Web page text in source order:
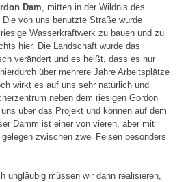
Dam , mitten in der Wildnis des
von uns benutzte Straße wurde
Wasserkraftwerk zu bauen und zu
hier. Die Landschaft wurde das
verändert und es heißt, dass es nur
über mehrere Jahre Arbeitsplätze
wirkt es auf uns sehr natürlich und
neben dem riesigen Gordon
über das Projekt und können auf dem
Damm ist einer von vieren, aber mit
zwischen zwei Felsen besonders
ungläubig müssen wir dann realisieren,